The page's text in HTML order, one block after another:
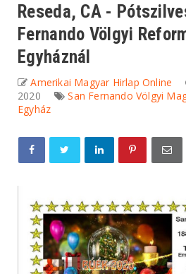
Reseda, CA -
Fernando Völgyi
Egyháznál
Amerikai Magyar Hirlap Online
2020
San Fernando Völgyi
Egyház